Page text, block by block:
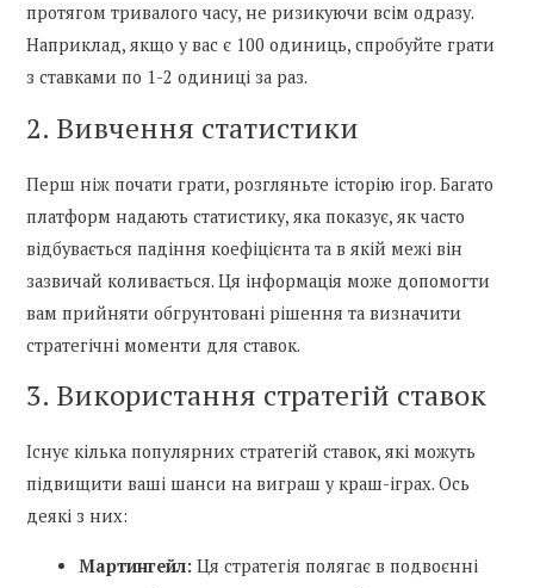
протягом тривалого часу, не ризикуючи всім одразу.
Наприклад, якщо у вас є 100 одиниць, спробуйте грати
з ставками по 1-2 одиниці за раз.
2. Вивчення статистики
Перш ніж почати грати, розгляньте історію ігор. Багато
платформ надають статистику, яка показує, як часто
відбувається падіння коефіцієнта та в якій межі він
зазвичай коливається. Ця інформація може допомогти
вам прийняти обгрунтовані рішення та визначити
стратегічні моменти для ставок.
3. Використання стратегій ставок
Існує кілька популярних стратегій ставок, які можуть
підвищити ваші шанси на виграш у краш-іграх. Ось
деякі з них:
Мартингейл: Ця стратегія полягає в подвоєнні